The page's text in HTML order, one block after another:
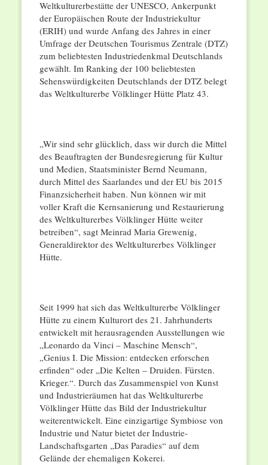
Weltkulturerbestätte der UNESCO, Ankerpunkt
der Europäischen Route der Industriekultur
(ERIH) und wurde Anfang des Jahres in einer
Umfrage der Deutschen Tourismus Zentrale (DTZ)
zum beliebtesten Industriedenkmal Deutschlands
gewählt. Im Ranking der 100 beliebtesten
Sehenswürdigkeiten Deutschlands der DTZ belegt
das Weltkulturerbe Völklinger Hütte Platz 43.
„Wir sind sehr glücklich, dass wir durch die Mittel
des Beauftragten der Bundesregierung für Kultur
und Medien, Staatsminister Bernd Neumann,
durch Mittel des Saarlandes und der EU bis 2015
Finanzsicherheit haben. Nun können wir mit
voller Kraft die Kernsanierung und Restaurierung
des Weltkulturerbes Völklinger Hütte weiter
betreiben“, sagt Meinrad Maria Grewenig,
Generaldirektor des Weltkulturerbes Völklinger
Hütte.
Seit 1999 hat sich das Weltkulturerbe Völklinger
Hütte zu einem Kulturort des 21. Jahrhunderts
entwickelt mit herausragenden Ausstellungen wie
„Leonardo da Vinci – Maschine Mensch“,
„Genius I. Die Mission: entdecken erforschen
erfinden“ oder „Die Kelten – Druiden. Fürsten.
Krieger.“. Durch das Zusammenspiel von Kunst
und Industrieräumen hat das Weltkulturerbe
Völklinger Hütte das Bild der Industriekultur
weiterentwickelt. Eine einzigartige Symbiose von
Industrie und Natur bietet der Industrie-
Landschaftsgarten „Das Paradies“ auf dem
Gelände der ehemaligen Kokerei.